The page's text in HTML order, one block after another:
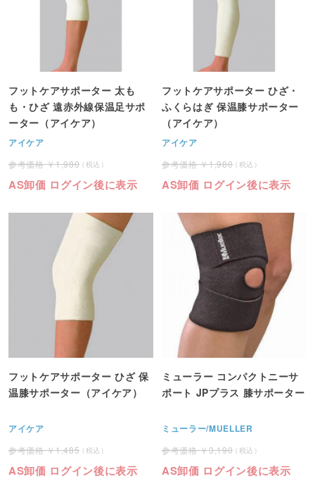
フットケアサポーター 太も
も・ひざ 遠赤外線保温足サポ
ーター（アイケア）
アイケア
1,980
AS卸価 ログイン後に表示
フットケアサポーター ひざ・
ふくらはぎ 保温膝サポーター
（アイケア）
アイケア
1,980
AS卸価 ログイン後に表示
フットケアサポーター ひざ 保
温膝サポーター（アイケア）
アイケア
1,485
AS卸価 ログイン後に表示
ミューラー コンパクトニーサ
ポート JPプラス 膝サポーター
ミューラー/MUELLER
3,190
AS卸価 ログイン後に表示